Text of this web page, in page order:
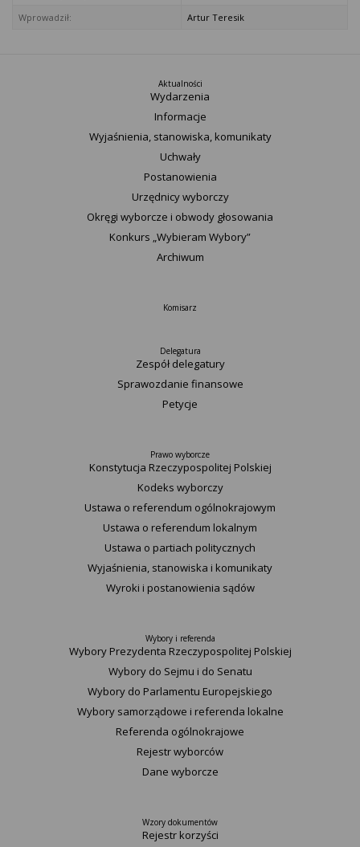
Wprowadził:
Artur Teresik
Aktualności
Wydarzenia
Informacje
Wyjaśnienia, stanowiska, komunikaty
Uchwały
Postanowienia
Urzędnicy wyborczy
Okręgi wyborcze i obwody głosowania
Konkurs „Wybieram Wybory”
Archiwum
Komisarz
Delegatura
Zespół delegatury
Sprawozdanie finansowe
Petycje
Prawo wyborcze
Konstytucja Rzeczypospolitej Polskiej​
Kodeks wyborczy
Ustawa o referendum ogólnokrajowym
Ustawa o referendum lokalnym
Ustawa o partiach politycznych
Wyjaśnienia, stanowiska i komunikaty
Wyroki i postanowienia sądów
Wybory i referenda
Wybory Prezydenta Rzeczypospolitej Polskiej
Wybory do Sejmu i do Senatu
Wybory do Parlamentu Europejskiego
Wybory samorządowe i referenda lokalne
Referenda ogólnokrajowe
Rejestr wyborców
Dane wyborcze
Wzory dokumentów
Rejestr korzyści